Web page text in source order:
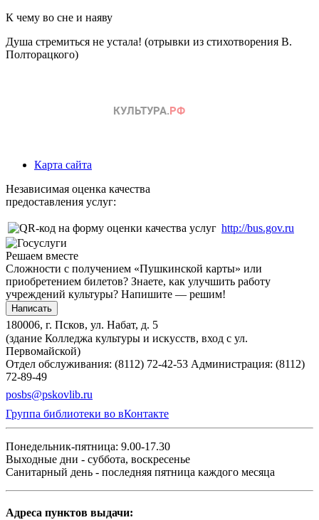
К чему во сне и наяву
Душа стремиться не устала! (отрывки из стихотворения В.
Полторацкого)
Карта сайта
Независимая оценка качества
предоставления услуг:
http://bus.gov.ru
Решаем вместе
Сложности с получением «Пушкинской карты» или
приобретением билетов? Знаете, как улучшить работу
учреждений культуры? Напишите — решим!
Написать
180006, г. Псков, ул. Набат, д. 5
(здание Колледжа культуры и искусств, вход с ул.
Первомайской)
Отдел обслуживания: (8112) 72-42-53 Администрация: (8112)
72-89-49
posbs@pskovlib.ru
Группа библиотеки во вКонтакте
Понедельник-пятница: 9.00-17.30
Выходные дни - суббота, воскресенье
Санитарный день - последняя пятница каждого месяца
Адреса пунктов выдачи: